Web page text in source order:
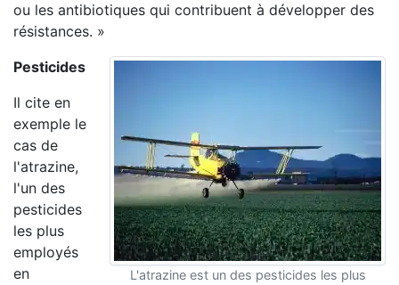
ou les antibiotiques qui contribuent à développer des
résistances. »
L'atrazine est un des pesticides les plus
Pesticides
Il cite en
exemple le
cas de
l'atrazine,
l'un des
pesticides
les plus
employés
en